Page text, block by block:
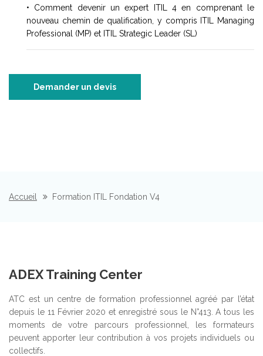
• Comment devenir un expert ITIL 4 en comprenant le
nouveau chemin de qualification, y compris ITIL Managing
Professional (MP) et ITIL Strategic Leader (SL)
Demander un devis
Accueil Formation ITIL Fondation V4
ADEX Training Center
ATC est un centre de formation professionnel agréé par l’état
depuis le 11 Février 2020 et enregistré sous le N°413. A tous les
moments de votre parcours professionnel, les formateurs
peuvent apporter leur contribution à vos projets individuels ou
collectifs.